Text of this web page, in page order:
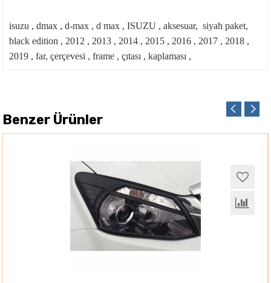
isuzu , dmax , d-max , d max , ISUZU , aksesuar, siyah paket,
black edition , 2012 , 2013 , 2014 , 2015 , 2016 , 2017 , 2018 ,
2019 , far, çerçevesi , frame , çıtası , kaplaması ,
Benzer Ürünler